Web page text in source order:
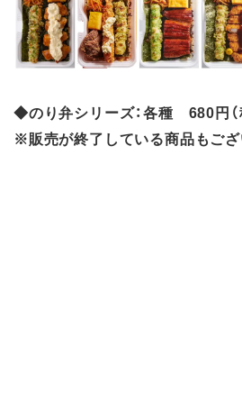
◆のり弁シリーズ：各種 680円（
※販売が終了している商品もござ